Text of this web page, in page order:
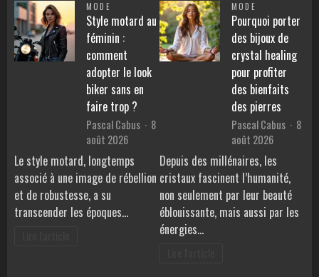
MODE
Style motard au
féminin :
comment
adopter le look
biker sans en
faire trop ?
Pascal Cabus
8
août 2026
Le style motard, longtemps
associé à une image de rébellion
et de robustesse, a su
transcender les époques…
MODE
Pourquoi porter
des bijoux de
crystal healing
pour profiter
des bienfaits
des pierres
Pascal Cabus
8
août 2026
Depuis des millénaires, les
cristaux fascinent l’humanité,
non seulement par leur beauté
éblouissante, mais aussi par les
énergies…